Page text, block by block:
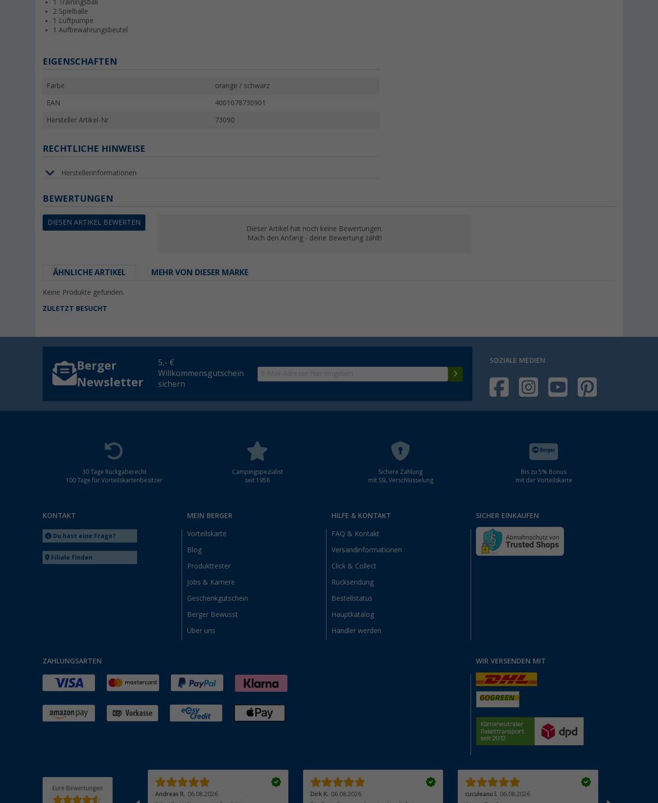
1 Trainingsball
2 Spielbälle
1 Luftpumpe
1 Aufbewahrungsbeutel
EIGENSCHAFTEN
Farbe orange / schwarz
EAN 4001078730901
Hersteller Artikel-Nr. 73090
RECHTLICHE HINWEISE
Herstellerinformationen
BEWERTUNGEN
DIESEN ARTIKEL BEWERTEN
Dieser Artikel hat noch keine Bewertungen.
Mach den Anfang - deine Bewertung zählt!
ÄHNLICHE ARTIKEL MEHR VON DIESER MARKE
Keine Produkte gefunden.
ZULETZT BESUCHT
Berger
Newsletter
5,- €
Willkommensgutschein
sichern
SOZIALE MEDIEN
30 Tage Rückgaberecht
100 Tage für Vorteilskartenbesitzer
Campingspezialist
seit 1958
Sichere Zahlung
mit SSL Verschlüsselung
Bis zu 5% Bonus
mit der Vorteilskarte
KONTAKT
Du hast eine Frage?
Filiale finden
MEIN BERGER
Vorteilskarte
Blog
Produkttester
Jobs & Karriere
Geschenkgutschein
Berger Bewusst
Über uns
HILFE & KONTAKT
FAQ & Kontakt
Versandinformationen
Click & Collect
Rücksendung
Bestellstatus
Hauptkatalog
Händler werden
SICHER EINKAUFEN
ZAHLUNGSARTEN WIR VERSENDEN MIT
Eure Bewertungen
Andreas R. 06.08.2026
Dirk K. 06.08.2026
cuculeanu l. 06.08.2026